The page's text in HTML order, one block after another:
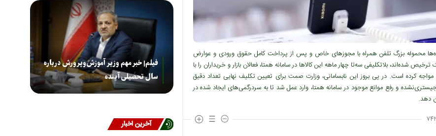
محموله بزرگ تلفن همراه با مجوزهای خاص و پس از پرداخت کامل حقوق ورودی و عوارض
ترخیص شده‌اند، بلاتکلیفی سه‌تا چهار ماهه این کالاها در سامانه همتا، فعالان بازار و خریداران را با
کرده است. در پی بروز این نابسامانی، وزارت صمت برای تعیین تکلیف نهایی تعداد دقیق
و رفع موانع موجود در سامانه همتا، وارد عمل شد تا به سردرگمی‌های ایجاد شده در
دهد.
فیلم| خبر مهم وزیر آموزش‌وپرورش درباره
سال تحصیلی آینده
آخرین اخبار